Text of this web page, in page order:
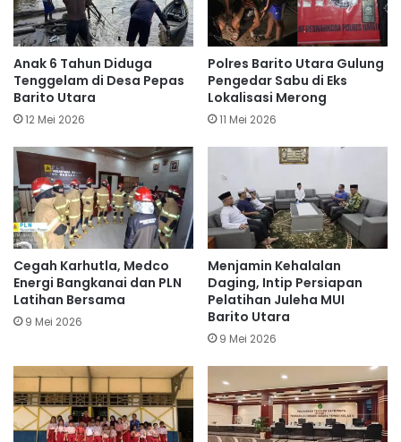
Anak 6 Tahun Diduga
Tenggelam di Desa Pepas
Barito Utara
12 Mei 2026
Polres Barito Utara Gulung
Pengedar Sabu di Eks
Lokalisasi Merong
11 Mei 2026
Cegah Karhutla, Medco
Energi Bangkanai dan PLN
Latihan Bersama
9 Mei 2026
Menjamin Kehalalan
Daging, Intip Persiapan
Pelatihan Juleha MUI
Barito Utara
9 Mei 2026